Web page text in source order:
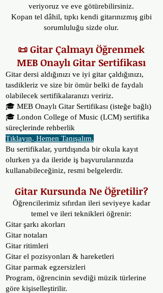
veriyoruz ve eve götürebilirsiniz.
Kopan tel dâhil, tıpkı kendi gitarınızmış gibi
sorumluluğu sizde olur.
📜 Gitar Çalmayı Öğrenmek
MEB Onaylı Gitar Sertifikası
Gitar dersi aldığınızı ve iyi gitar çaldığınızı,
tasdikleriz ve size bir ömür belki de faydalı
olabilecek sertifikalaranızı veririz.
🎓 MEB Onaylı Gitar Sertifikası (isteğe bağlı)
🎓 London College of Music (LCM) sertifika
süreçlerinde rehberlik
Tıklayın, Hemen Tanışalım.
Bu sertifikalar, yurtdışında bir okula kayıt
olurken ya da ileride iş başvurularınızda
kullanabileceğiniz, resmi belgelerdir.
Gitar Kursunda Ne Öğretilir?
Öğrencilerimiz sıfırdan ileri seviyeye kadar
temel ve ileri teknikleri öğrenir:
Gitar şarkı akorları
Gitar notaları
Gitar ritimleri
Gitar el pozisyonları & hareketleri
Gitar parmak egzersizleri
Program, öğrencinin sevdiği müzik türlerine
göre kişiselleştirilir.